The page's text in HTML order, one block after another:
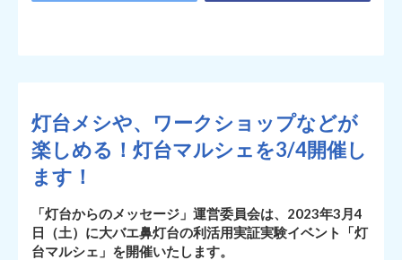
灯台メシや、ワークショップなどが
楽しめる！灯台マルシェを3/4開催し
ます！
「灯台からのメッセージ」運営委員会は、2023年3月4
日（土）に大バエ鼻灯台の利活用実証実験イベント「灯
台マルシェ」を開催いたします。